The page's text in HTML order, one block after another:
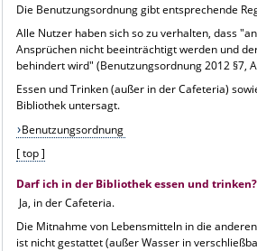
Die Benutzungsordnung gibt entsprechende
Alle Nutzer haben sich so zu verhalten, dass
Ansprüchen nicht beeinträchtigt werden und
behindert wird" (Benutzungsordnung 2012 §7,
Essen und Trinken (außer in der Cafeteria)
Bibliothek untersagt.
Benutzungsordnung
[ top ]
Darf ich in der Bibliothek essen und trinken?
Ja, in der Cafeteria.
Die Mitnahme von Lebensmitteln in die
ist nicht gestattet (außer Wasser in